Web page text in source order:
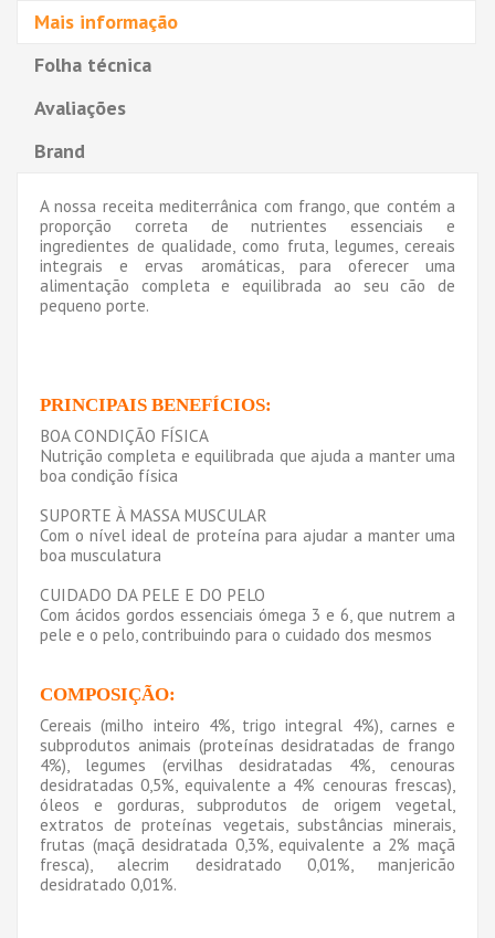
Mais informação
Folha técnica
Avaliações
Brand
A nossa receita mediterrânica com frango, que contém a
proporção correta de nutrientes essenciais e
ingredientes de qualidade, como fruta, legumes, cereais
integrais e ervas aromáticas, para oferecer uma
alimentação completa e equilibrada ao seu cão de
pequeno porte.
PRINCIPAIS BENEFÍCIOS:
BOA CONDIÇÃO FÍSICA
Nutrição completa e equilibrada que ajuda a manter uma
boa condição física
SUPORTE À MASSA MUSCULAR
Com o nível ideal de proteína para ajudar a manter uma
boa musculatura
CUIDADO DA PELE E DO PELO
Com ácidos gordos essenciais ómega 3 e 6, que nutrem a
pele e o pelo, contribuindo para o cuidado dos mesmos
COMPOSIÇÃO:
Cereais (milho inteiro 4%, trigo integral 4%), carnes e
subprodutos animais (proteínas desidratadas de frango
4%), legumes (ervilhas desidratadas 4%, cenouras
desidratadas 0,5%, equivalente a 4% cenouras frescas),
óleos e gorduras, subprodutos de origem vegetal,
extratos de proteínas vegetais, substâncias minerais,
frutas (maçã desidratada 0,3%, equivalente a 2% maçã
fresca), alecrim desidratado 0,01%, manjericão
desidratado 0,01%.